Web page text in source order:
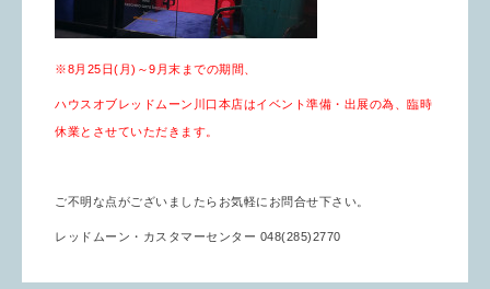
※8月25日(月)～9月末までの期間、
ハウスオブレッドムーン川口本店はイベント準備・出展の為、臨時
休業とさせていただきます。
ご不明な点がございましたらお気軽にお問合せ下さい。
レッドムーン・カスタマーセンター 048(285)2770